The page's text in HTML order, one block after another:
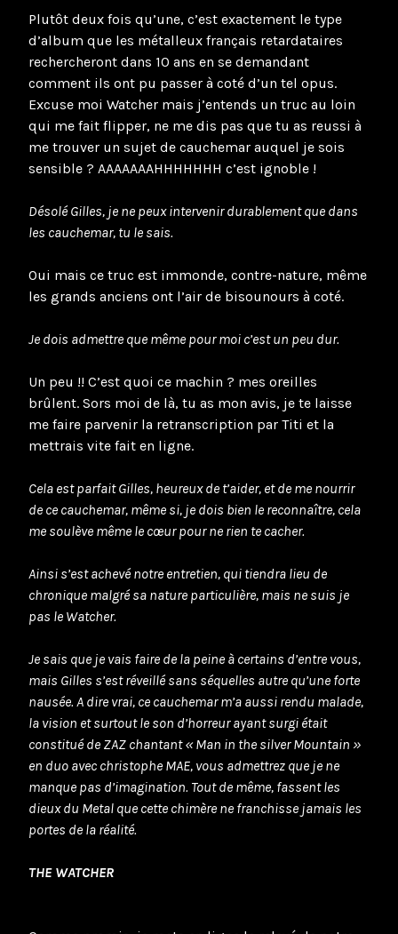
Plutôt deux fois qu’une, c’est exactement le type
d’album que les métalleux français retardataires
rechercheront dans 10 ans en se demandant
comment ils ont pu passer à coté d’un tel opus.
Excuse moi Watcher mais j’entends un truc au loin
qui me fait flipper, ne me dis pas que tu as reussi à
me trouver un sujet de cauchemar auquel je sois
sensible ? AAAAAAAHHHHHHH c’est ignoble !
Désolé Gilles, je ne peux intervenir durablement que dans
les cauchemar, tu le sais.
Oui mais ce truc est immonde, contre-nature, même
les grands anciens ont l’air de bisounours à coté.
Je dois admettre que même pour moi c’est un peu dur.
Un peu !! C’est quoi ce machin ? mes oreilles
brûlent. Sors moi de là, tu as mon avis, je te laisse
me faire parvenir la retranscription par Titi et la
mettrais vite fait en ligne.
Cela est parfait Gilles, heureux de t’aider, et de me nourrir
de ce cauchemar, même si, je dois bien le reconnaître, cela
me soulève même le cœur pour ne rien te cacher.
Ainsi s’est achevé notre entretien, qui tiendra lieu de
chronique malgré sa nature particulière, mais ne suis je
pas le Watcher.
Je sais que je vais faire de la peine à certains d’entre vous,
mais Gilles s’est réveillé sans séquelles autre qu’une forte
nausée. A dire vrai, ce cauchemar m’a aussi rendu malade,
la vision et surtout le son d’horreur ayant surgi était
constitué de ZAZ chantant « Man in the silver Mountain »
en duo avec christophe MAE, vous admettrez que je ne
manque pas d’imagination. Tout de même, fassent les
dieux du Metal que cette chimère ne franchisse jamais les
portes de la réalité.
THE WATCHER